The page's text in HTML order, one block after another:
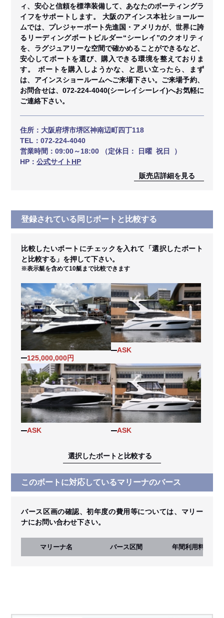
ィ、安心と信頼を標準装備して、あなたのボーティングラ
イフをサポートします。 大阪のアインス本社ショールー
ムでは、プレジャーボート先進国・アメリカが、世界に誇
るリーディングボートビルダー“シーレイ”のクオリティ
を、ラグジュアリーな空間で確かめることができるなど、
安心してボートを選び、購入できる環境を整えておりま
す。 ボートを購入しようかな、と思い立ったら、まず
は、アインスショールームへご来場下さい。ご来場予約、
お問合せは、072-224-4040(シーレイシーレイ)へお気軽に
ご連絡下さい。
住所： 大阪府堺市堺区神南辺町四丁118
TEL：072-224-4040
営業時間：09:00～18:00 （定休日： 日曜 祝日 ）
HP：公式サイトHP
販売店詳細を見る
登録されている同じボートと比較する
比較したいボートにチェックを入れて「選択したボート
と比較する」を押して下さい。
※表示艇を含めて10艇まで比較できます
125,000,000円
ASK
ASK ASK
選択したボートと比較する
このボートに対応しているマリーナのバース
バース区画の確認、初年度の費用等については、マリー
ナにお問い合わせ下さい。
マリーナ名 バース区間 年間利用料